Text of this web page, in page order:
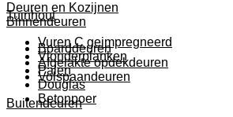
Tuinhout
Vuren C geimpregneerd
Vlonderplanken
Palen
Douglas
Betonpoer
Deuren en Kozijnen
Binnendeuren
Boarddeuren
Afgelakte opdekdeuren
Volspaandeuren
Buitendeuren